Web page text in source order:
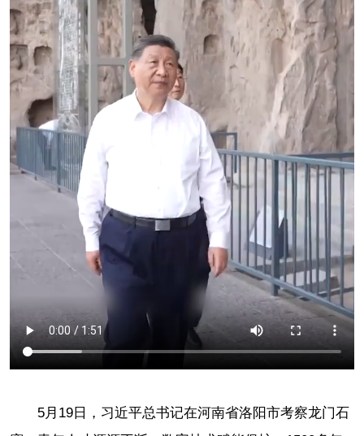
5月19日，习近平总书记在河南省洛阳市考察龙门石